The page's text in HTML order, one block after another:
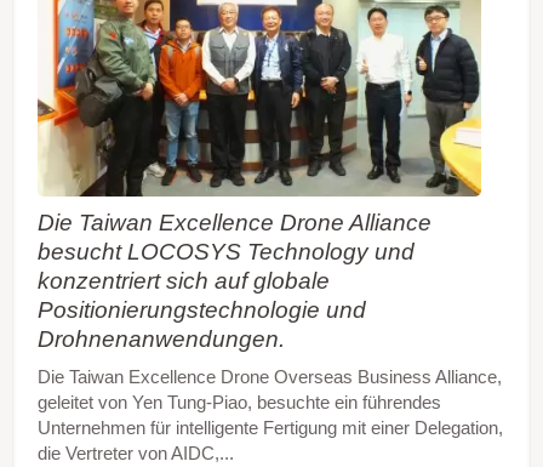
Die Taiwan Excellence Drone Alliance
besucht LOCOSYS Technology und
konzentriert sich auf globale
Positionierungstechnologie und
Drohnenanwendungen.
Die Taiwan Excellence Drone Overseas Business Alliance,
geleitet von Yen Tung-Piao, besuchte ein führendes
Unternehmen für intelligente Fertigung mit einer Delegation,
die Vertreter von AIDC,...